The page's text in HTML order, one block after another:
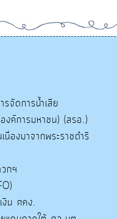
จัดการน้ำเสีย
งค์การมหาชน) (สรอ.)
องมาจากพระราชดำริ
กฯ
งิน ศคง.